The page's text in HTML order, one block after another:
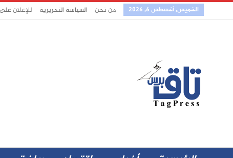
الخميس, أغسطس 6, 2026 من نحن السياسة التحريرية للإعلان